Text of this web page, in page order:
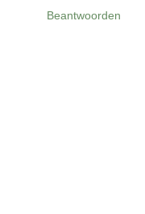
Beantwoorden